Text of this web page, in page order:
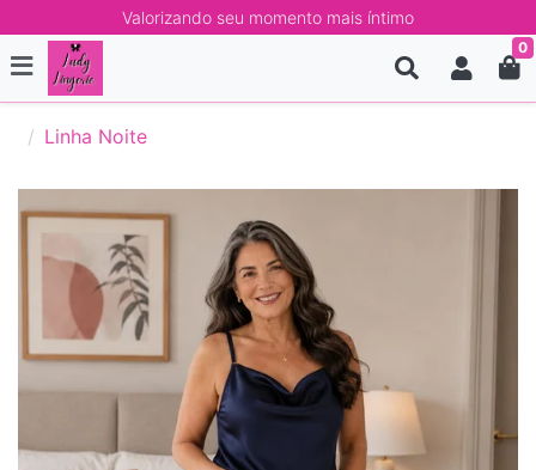
Valorizando seu momento mais íntimo
0
Linha Noite